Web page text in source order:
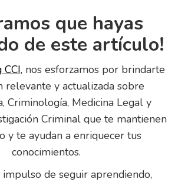
que hayas
de este artículo!
CCI, nos esforzamos por brindarte
relevante y actualizada sobre
Criminología, Medicina Legal y
Criminal que te mantienen
y te ayudan a enriquecer tus
conocimientos.
impulso de seguir aprendiendo,